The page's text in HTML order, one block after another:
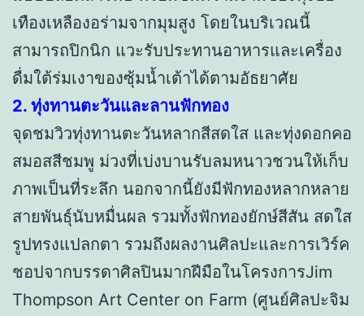
เทืองเหลืองอร่ามจากมุมสูง โดยในบริเวณนี้
สามารถปิกนิก แวะรับประทานอาหารและเครื่อง
ดื่มใต้ร่มเงาของซุ้มน้ำเต้าได้ตามอัธยาศัย
2. ทุ่งทานตะวันและลานฟักทอง
จุดชมวิวทุ่งทานตะวันหลากสีสดใส และทุ่งดอกคอ
สมอสสีชมพู ม่วงที่เบ่งบานรับลมหนาวชวนให้เก็บ
ภาพเป็นที่ระลึก นอกจากนี้ยังมีฟักทองหลากหลาย
สายพันธุ์นับหมื่นผล รวมทั้งฟักทองยักษ์สีสัน สดใส
รูปทรงแปลกตา รวมถึงผลงานศิลปะและการเวิร์ค
ชอปจากบรรดาศิลปินมากฝีมือในโครงการJim
Thompson Art Center on Farm (ศูนย์ศิลปะจิม